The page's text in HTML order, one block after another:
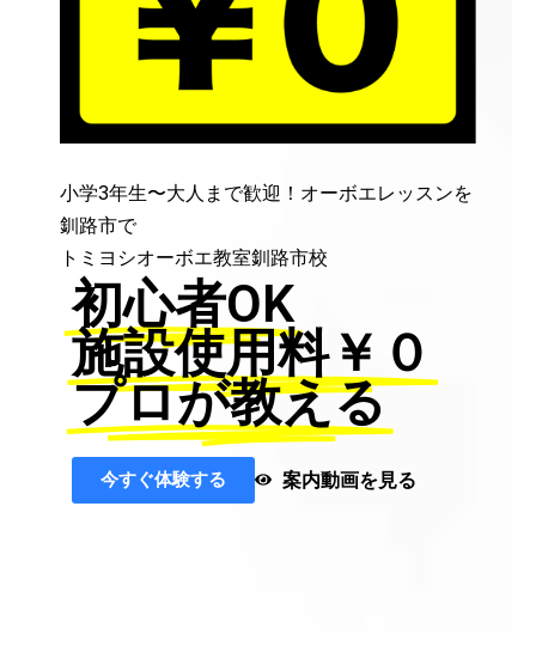
小学3年生〜大人まで歓迎！オーボエレッスンを
釧路市で
トミヨシオーボエ教室釧路市校
初心者OK
施設使用料￥０
プロが教える
今すぐ体験する 案内動画を見る